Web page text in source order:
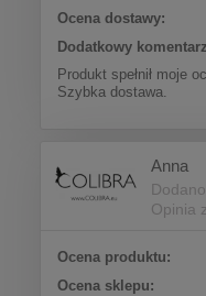
Ocena dostawy:
Dodatkowy
Produkt spełnił moje
Szybka dostawa.
Anna
Opinia
Ocena produktu:
Ocena sklepu: